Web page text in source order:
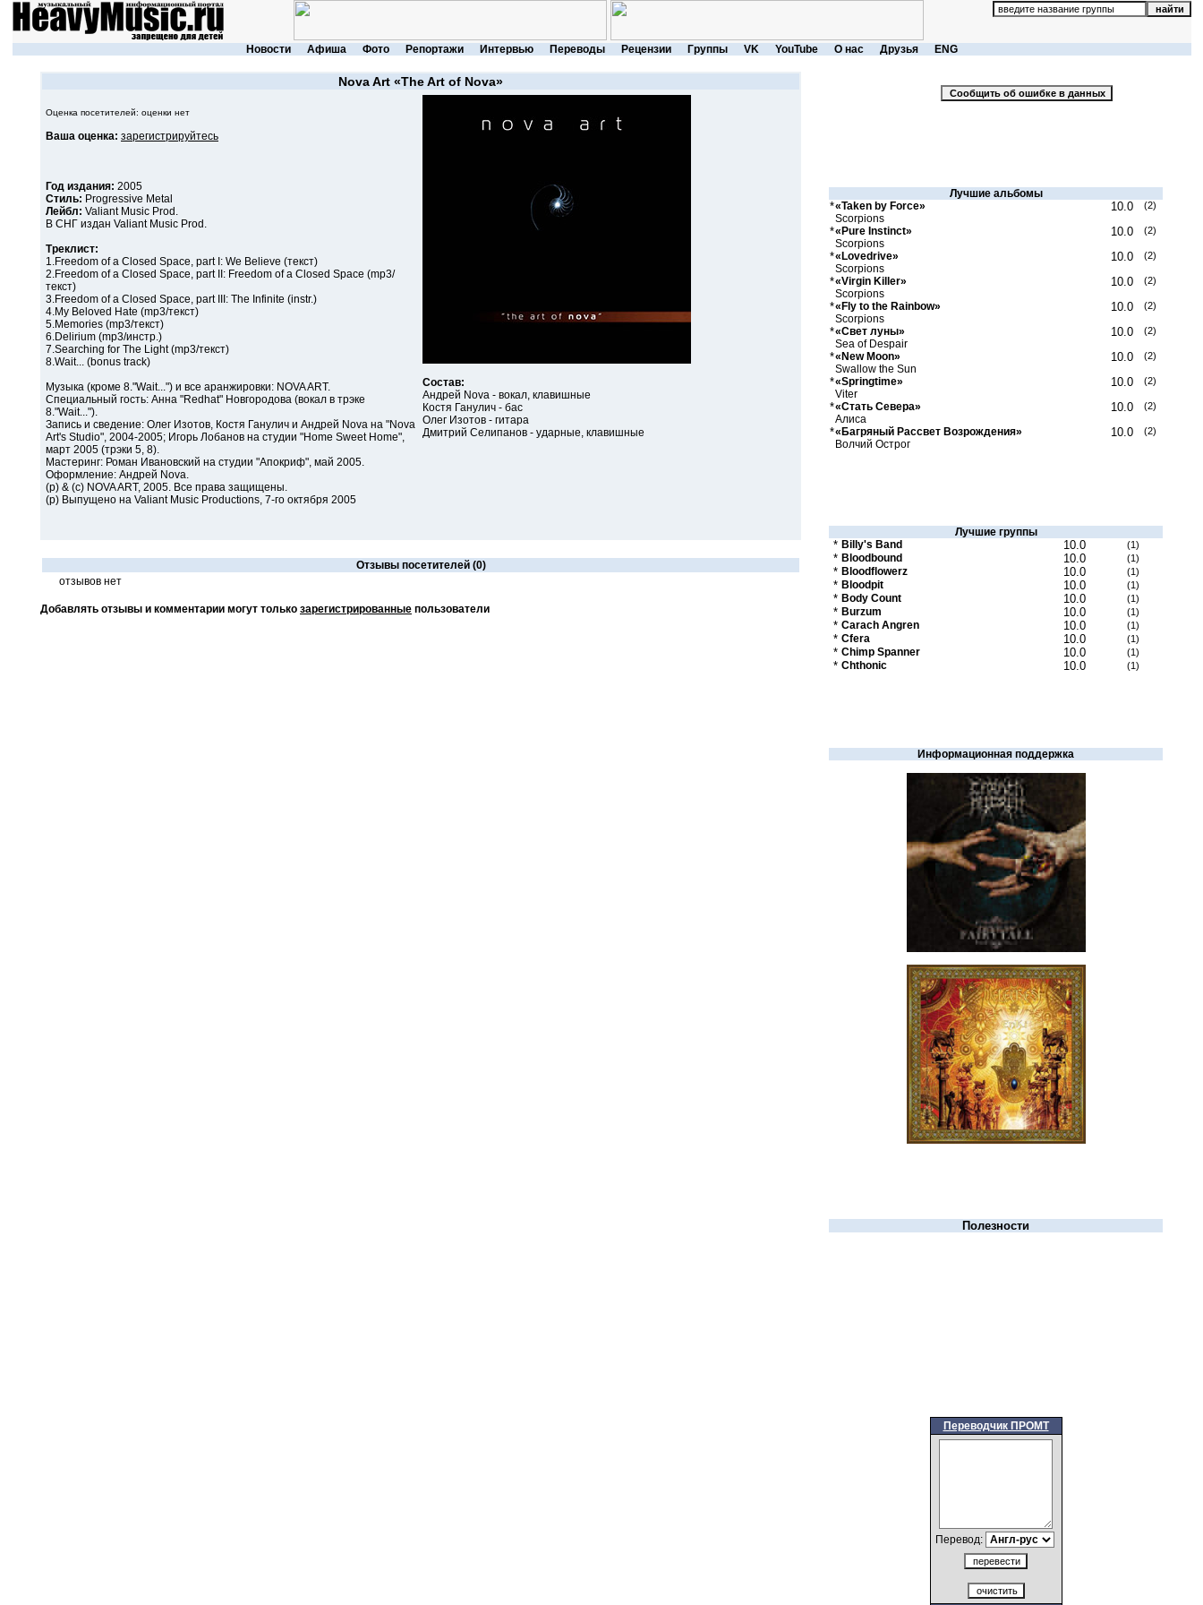
Новости Афиша Фото Репортажи Интервью Переводы Рецензии Группы VK YouTube О нас Друзья ENG
Nova Art «The Art of Nova»
Оценка посетителей: оценки нет
Ваша оценка: зарегистрируйтесь
Год издания: 2005
Стиль: Progressive Metal
Лейбл: Valiant Music Prod.
В СНГ издан Valiant Music Prod.
Треклист:
1.Freedom of a Closed Space, part I: We Believe (текст)
2.Freedom of a Closed Space, part II: Freedom of a Closed Space (mp3/
текст)
3.Freedom of a Closed Space, part III: The Infinite (instr.)
4.My Beloved Hate (mp3/текст)
5.Memories (mp3/текст)
6.Delirium (mp3/инстр.)
7.Searching for The Light (mp3/текст)
8.Wait... (bonus track)
Музыка (кроме 8."Wait...") и все аранжировки: NOVA ART.
Специальный гость: Анна "Redhat" Новгородова (вокал в трэке
8."Wait...").
Запись и сведение: Олег Изотов, Костя Ганулич и Андрей Nova на "Nova
Art's Studio", 2004-2005; Игорь Лобанов на студии "Home Sweet Home",
март 2005 (трэки 5, 8).
Мастеринг: Роман Ивановский на студии "Апокриф", май 2005.
Оформление: Андрей Nova.
(p) & (c) NOVA ART, 2005. Все права защищены.
(p) Выпущено на Valiant Music Productions, 7-го октября 2005
Состав:
Андрей Nova - вокал, клавишные
Костя Ганулич - бас
Олег Изотов - гитара
Дмитрий Селипанов - ударные, клавишные
Отзывы посетителей (0)
отзывов нет
Добавлять отзывы и комментарии могут только зарегистрированные пользователи
Лучшие альбомы
*«Taken by Force»
Scorpions
10.0 (2)
*«Pure Instinct»
Scorpions
10.0 (2)
*«Lovedrive»
Scorpions
10.0 (2)
*«Virgin Killer»
Scorpions
10.0 (2)
*«Fly to the Rainbow»
Scorpions
10.0 (2)
*«Свет луны»
Sea of Despair
10.0 (2)
*«New Moon»
Swallow the Sun
10.0 (2)
*«Springtime»
Viter
10.0 (2)
*«Стать Севера»
Алиса
10.0 (2)
*«Багряный Рассвет Возрождения»
Волчий Острог
10.0 (2)
Лучшие группы
* Billy's Band 10.0 (1)
* Bloodbound 10.0 (1)
* Bloodflowerz 10.0 (1)
* Bloodpit 10.0 (1)
* Body Count 10.0 (1)
* Burzum 10.0 (1)
* Carach Angren 10.0 (1)
* Cfera 10.0 (1)
* Chimp Spanner 10.0 (1)
* Chthonic 10.0 (1)
Информационная поддержка
Полезности
Переводчик ПРОМТ
Перевод: